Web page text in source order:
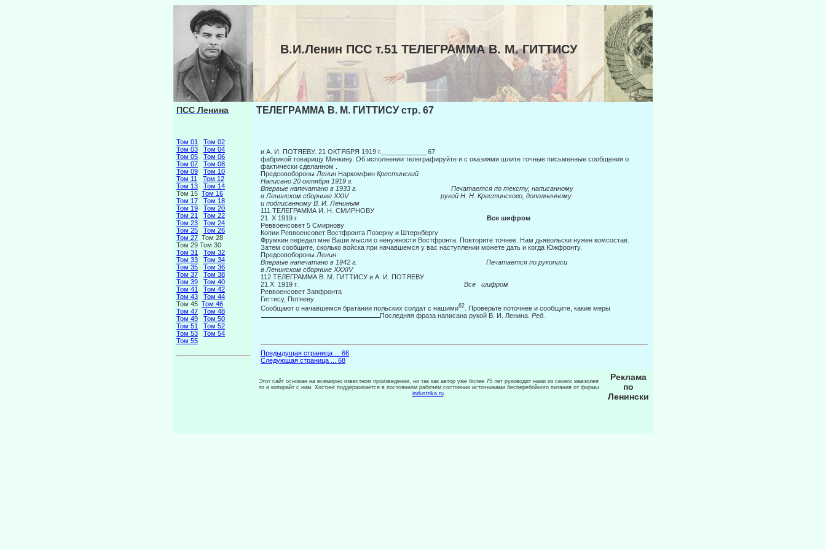
В.И.Ленин ПСС т.51 ТЕЛЕГРАММА В. M. ГИТТИСУ
ПСС Ленина
Том 01
Том 02
Том 03
Том 04
Том 05
Том 06
Том 07
Том 08
Том 09
Том 10
Том 11
Том 12
Том 13
Том 14
Том 15 Том 16
Том 17
Том 18
Том 19
Том 20
Том 21
Том 22
Том 23
Том 24
Том 25
Том 26
Том 27 Том 28
Том 29 Том 30
Том 31
Том 32
Том 33
Том 34
Том 35
Том 36
Том 37
Том 38
Том 39
Том 40
Том 41
Том 42
Том 43
Том 44
Том 45 Том 46
Том 47
Том 48
Том 49
Том 50
Том 51
Том 52
Том 53
Том 54
Том 55
ТЕЛЕГРАММА В. M. ГИТТИСУ стр. 67
и А. И. ПОТЯЕВУ. 21 ОКТЯБРЯ 1919 г.____________ 67
фабрикой товарищу Минкину. Об исполнении телеграфируйте и с оказиями шлите точные письменные сообщения о
фактически сделанном .
Предсовобороны Ленин Наркомфин Крестинский
Написано 20 октября 1919 г.
Впервые напечатано в 1933 г. Печатается по тексту, написанному
в Ленинском сборнике XXIV рукой H. H. Крестинского, дополненному
и подписанному В. И. Лениным
111 ТЕЛЕГРАММА И. Н. СМИРНОВУ
21. X 1919 г
Все шифром
Реввоенсовет 5 Смирнову
Копии Реввоенсовет Востфронта Позерну и Штернбергу
Фрумкин передал мне Ваши мысли о ненужности Востфронта. Повторите точнее. Нам дьявольски нужен комсостав.
Затем сообщите, сколько войска при начавшемся у вас наступлении можете дать и когда Южфронту.
Предсовобороны Ленин
Впервые напечатано в 1942 г. Печатается по рукописи
в Ленинском сборнике XXXIV
112 ТЕЛЕГРАММА В. М. ГИТТИСУ и А. И. ПОТЯЕВУ
21.Х. 1919 г. Все шифром
Реввоенсовет Запфронта
Гиттису, Потяеву
Сообщают о начавшемся братании польских солдат с нашими62 . Проверьте поточнее и сообщите, какие меры
Последняя фраза написана рукой В. И. Ленина. Ред.
Предыдущая страница ... 66
Следующая страница ... 68
Этот сайт основан на всемирно известном произведении, но так как автор уже более 75 лет руководит нами из своего мавзолея
то и копирайт с ним. Хостинг поддерживается в постоянном рабочем состоянии источниками бесперебойного питания от фирмы
industrika.ru.
Реклама
по
Ленински